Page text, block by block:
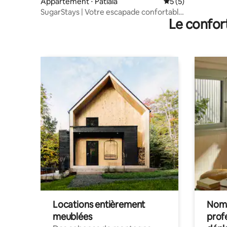
SugarStays | Votre escapade confortable
Le
Locations entièrement
meublées